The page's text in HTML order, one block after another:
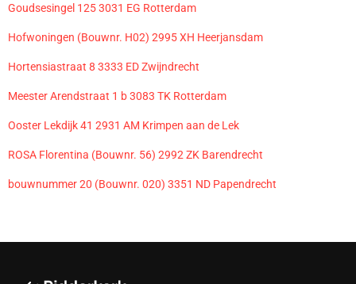
Goudsesingel 125 3031 EG Rotterdam
Hofwoningen (Bouwnr. H02) 2995 XH Heerjansdam
Hortensiastraat 8 3333 ED Zwijndrecht
Meester Arendstraat 1 b 3083 TK Rotterdam
Ooster Lekdijk 41 2931 AM Krimpen aan de Lek
ROSA Florentina (Bouwnr. 56) 2992 ZK Barendrecht
bouwnummer 20 (Bouwnr. 020) 3351 ND Papendrecht